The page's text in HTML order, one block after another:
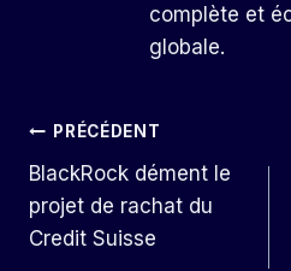
complète et
globale.
Navigation
De
L’article
PRÉCÉDENT
BlackRock dément le
projet de rachat du
Credit Suisse